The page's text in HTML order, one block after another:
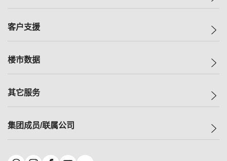
人才招募
一手新房
减价
美联豪宅
独家楼盘
租房
客户支援
自助放盘
查询热线
按揭计算机
负担能力计算机
转按计算机
楼市数据
指数
历史成交
其它服务
小区专页
集团成员/联属公司
美联物业